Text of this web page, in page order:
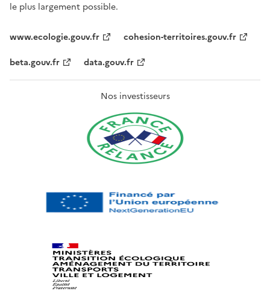
le plus largement possible.
www.ecologie.gouv.fr
cohesion-territoires.gouv.fr
beta.gouv.fr
data.gouv.fr
Nos investisseurs